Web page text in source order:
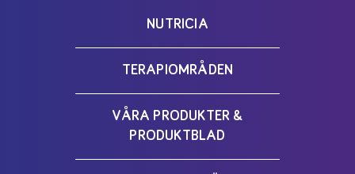
NUTRICIA
TERAPIOMRÅDEN
VÅRA PRODUKTER &
PRODUKTBLAD